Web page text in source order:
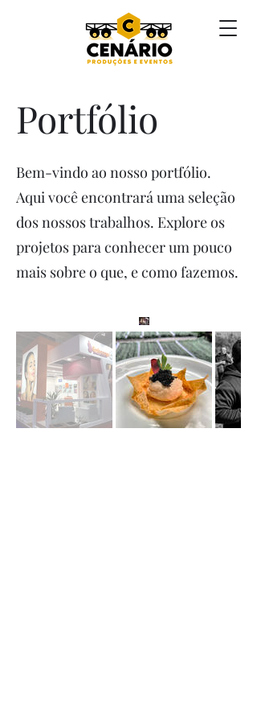
Portfólio
Bem-vindo ao nosso portfólio.
Aqui você encontrará uma seleção
dos nossos trabalhos. Explore os
projetos para conhecer um pouco
mais sobre o que, e como fazemos.